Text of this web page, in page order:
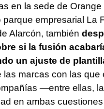
en la sede de Orange
parque empresarial La
Alarcón, también
si la fusión
un ajuste de
las marcas con las que
—entre ellas,
en ambas